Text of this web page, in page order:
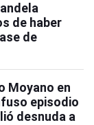
de haber
de
Moyano en
episodio
desnuda a